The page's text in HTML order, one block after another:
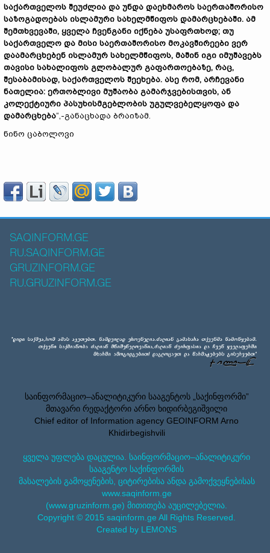
საქართველოს შეუძლია და უნდა დაეხმაროს საერთაშორისო
საზოგადოებას ისლამური სახელმწიფოს დამარცხებაში. ამ
შემთხვევაში, ყველა ჩვენგანი იქნება უსაფრთხოდ; თუ
საქართველო და მისი საერთაშორისო მოკავშირეები ვერ
დაამარცხებენ ისლამურ სახელმწიფოს, მაშინ იგი იმუშავებს
თავისი სახალიფოს გლობალურ გაფართოებაზე, რაც,
შესაბამისად, საქართველოს შეეხება. ასე რომ, არჩევანი
ნათელია: ერთობლივი მუშაობა გამარჯვებისთვის, ან
კოლექტიური პასუხისმგებლობის უგულვებელყოფა და
დამარცხება“,-განაცხადა ბრაიზამ.
ნინო ცაბოლოვი
SAQINFORM.GE
RU.SAQINFORM.GE
GRUZINFORM.GE
RU.GRUZINFORM.GE
საინფორმაციო–ანალიტიკური სააგენტოს „საქინფორმი”
მთავარი რედაქტორი არნო ხიდირბეგიშვილი
Chief editor of Information agency GEOINFORM Arno
Khidirbegishvili
ყველა უფლება დაცულია. საინფორმაციო–ანალიტიკური
სააგენტო საქინფორმის
მასალების გამოყენების, ციტირებისა ანდა გამოქვეყნებისას
www.saqinform.ge
(www.gruzinform.ge) მითითება აუცილებელია.
Copyright © 2015 saqinform.ge All Rights Reserved.
Created by LEMONS